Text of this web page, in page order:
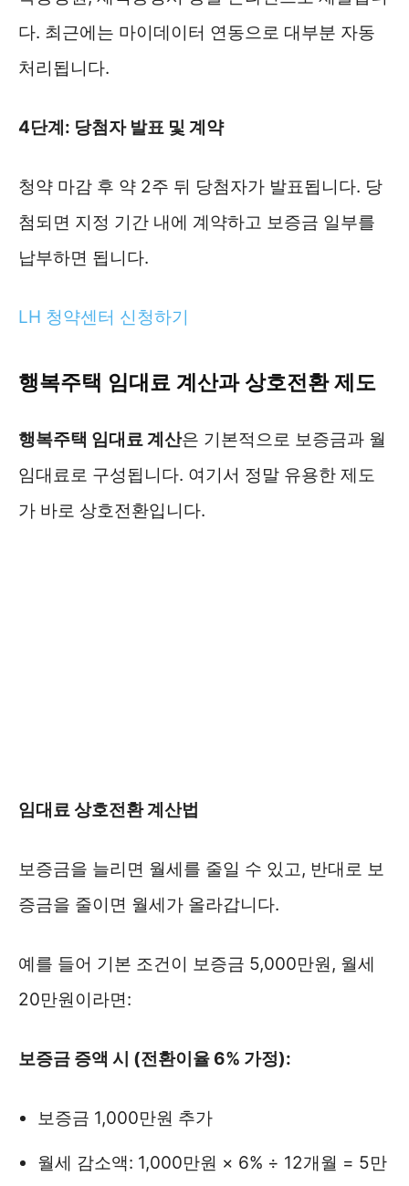
다. 최근에는 마이데이터 연동으로 대부분 자동
처리됩니다.
4단계: 당첨자 발표 및 계약
청약 마감 후 약 2주 뒤 당첨자가 발표됩니다. 당
첨되면 지정 기간 내에 계약하고 보증금 일부를
납부하면 됩니다.
LH 청약센터 신청하기
행복주택 임대료 계산과 상호전환 제도
행복주택 임대료 계산은 기본적으로 보증금과 월
임대료로 구성됩니다. 여기서 정말 유용한 제도
가 바로 상호전환입니다.
임대료 상호전환 계산법
보증금을 늘리면 월세를 줄일 수 있고, 반대로 보
증금을 줄이면 월세가 올라갑니다.
예를 들어 기본 조건이 보증금 5,000만원, 월세
20만원이라면:
보증금 증액 시 (전환이율 6% 가정):
보증금 1,000만원 추가
월세 감소액: 1,000만원 × 6% ÷ 12개월 = 5만